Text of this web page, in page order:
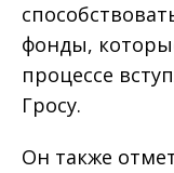
фонды,
процессе
Гросу.
Он также